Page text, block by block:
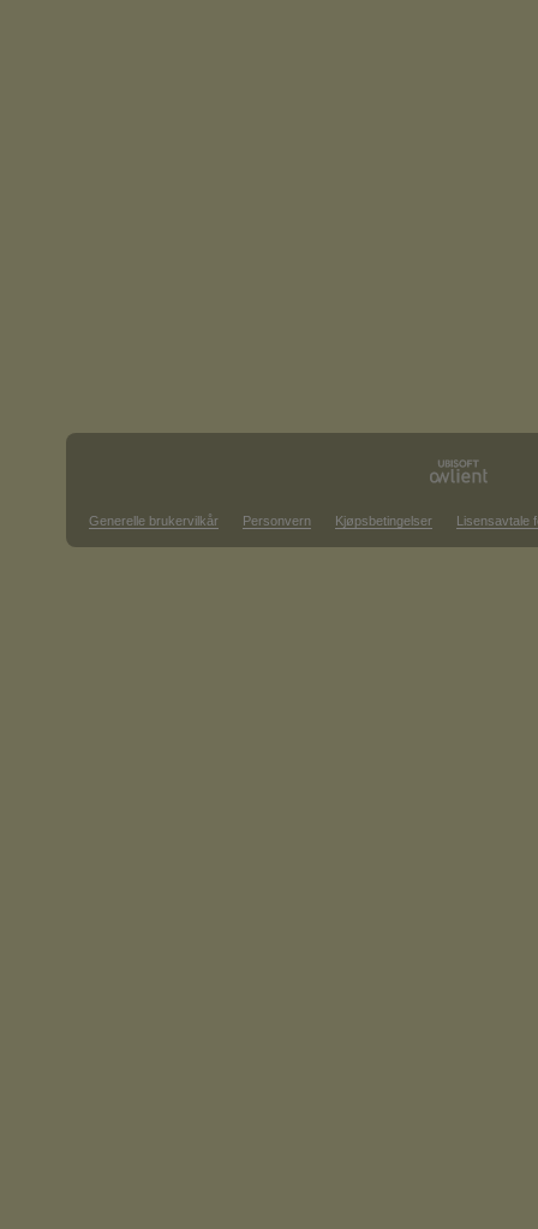
Generelle brukervilkår Personvern Kjøpsbetingelser Lisensavtale